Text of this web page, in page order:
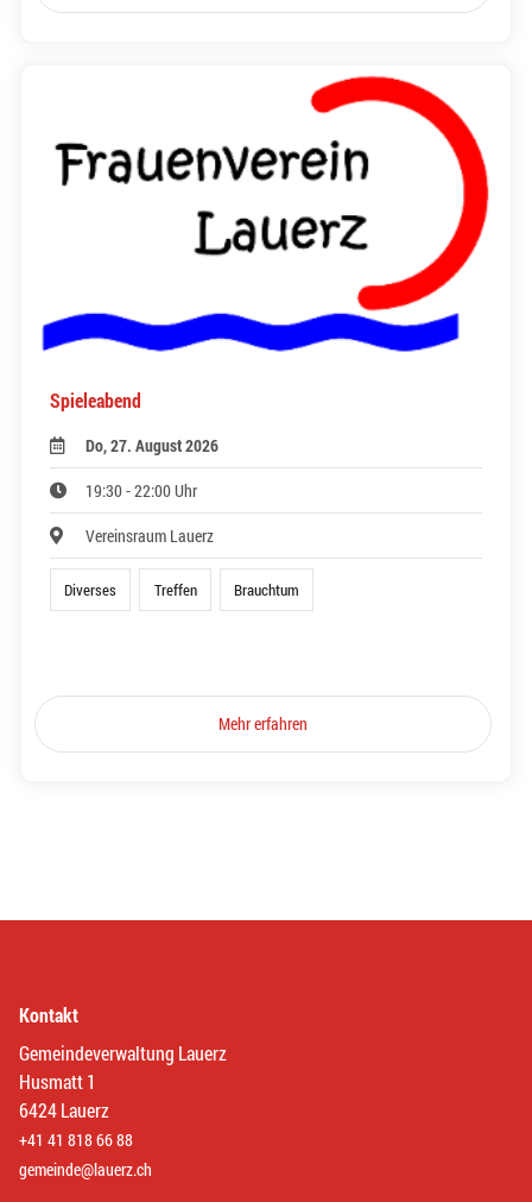
Spieleabend
Do, 27. August 2026
19:30 - 22:00 Uhr
Vereinsraum Lauerz
Diverses Treffen Brauchtum
Mehr erfahren
Kontakt
Gemeindeverwaltung Lauerz
Husmatt 1
6424 Lauerz
+41 41 818 66 88
gemeinde@lauerz.ch